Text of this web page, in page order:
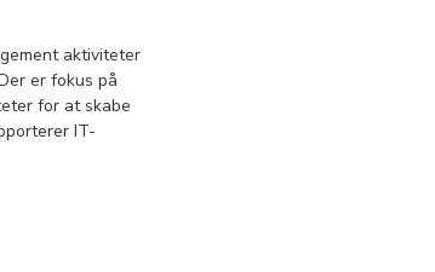
aktiviteter
er fokus på
for at skabe
IT-